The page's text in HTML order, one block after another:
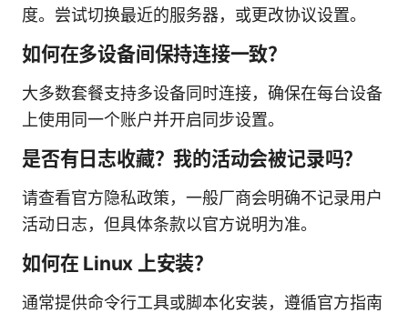
度。尝试切换最近的服务器，或更改协议设置。
如何在多设备间保持连接一致？
大多数套餐支持多设备同时连接，确保在每台设备
上使用同一个账户并开启同步设置。
是否有日志收藏？我的活动会被记录吗？
请查看官方隐私政策，一般厂商会明确不记录用户
活动日志，但具体条款以官方说明为准。
如何在 Linux 上安装？
通常提供命令行工具或脚本化安装，遵循官方指南